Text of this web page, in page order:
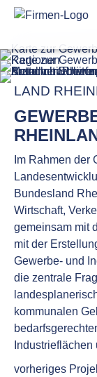
LAND
Im Rahmen der
Bundesland
Wirtschaft,
gemeinsam mit
mit der
Gewerbe- und
die zentrale
kommunalen
vorheriges